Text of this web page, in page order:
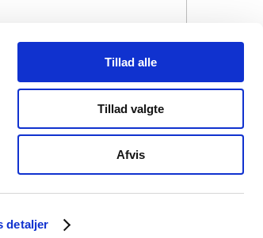
detaljer
Tillad alle
Tillad valgte
Afvis